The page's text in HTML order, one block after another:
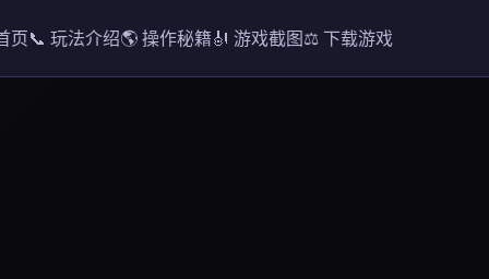
页📞 玩法介绍🌎 操作秘籍🎻 游戏截图⚖️ 下载游戏